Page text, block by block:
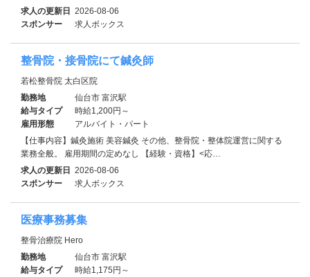
求人の更新日 2026-08-06
スポンサー
求人ボックス
整骨院・接骨院にて鍼灸師
若松整骨院 太白区院
勤務地
仙台市 富沢駅
給与タイプ
時給1,200円～
雇用形態
アルバイト・パート
【仕事内容】鍼灸施術 美容鍼灸 その他、整骨院・整体院運営に関する
業務全般。 雇用期間の定めなし 【経験・資格】<応…
求人の更新日 2026-08-06
スポンサー
求人ボックス
医療事務募集
整骨治療院 Hero
勤務地
仙台市 富沢駅
給与タイプ
時給1,175円～